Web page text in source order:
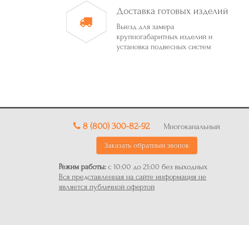
Доставка готовых изделий
Выезд для замера
крупногабаритных изделий и
установка подвесных систем
8 (800) 300-82-92 Многоканальный
Заказать обратный звонок
Режим работы: с 10:00 до 21:00 без выходных
Вся представленная на сайте информация не
является публичной офертой